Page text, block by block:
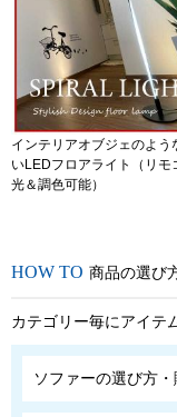
インテリアオブジェのよう
いLEDフロアライト（リモ
光＆調色可能）
商品の選び
カテゴリー毎にアイテ
ソファーの選び方